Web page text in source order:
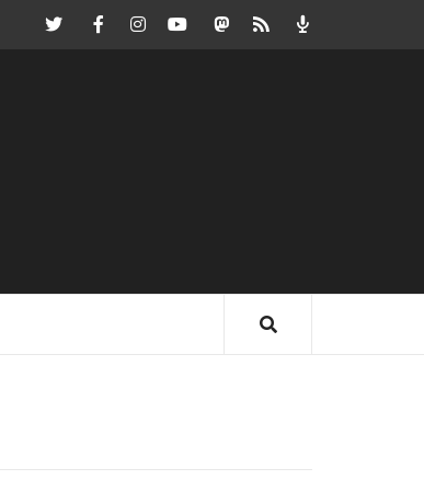
TwitterFacebookInstagramYoutubeMastodon.eus
RSS Podcast